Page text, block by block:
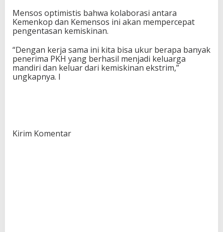
Mensos optimistis bahwa kolaborasi antara
Kemenkop dan Kemensos ini akan mempercepat
pengentasan kemiskinan.
“Dengan kerja sama ini kita bisa ukur berapa banyak
penerima PKH yang berhasil menjadi keluarga
mandiri dan keluar dari kemiskinan ekstrim,”
ungkapnya. I
Kirim Komentar